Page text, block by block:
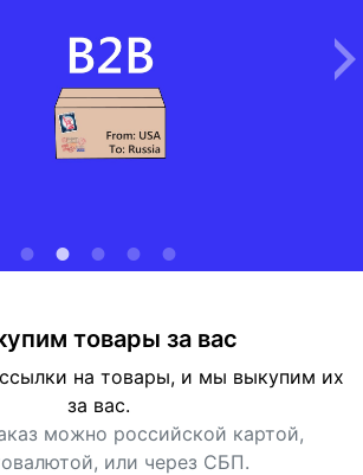
товары за вас
на товары, и мы выкупим их
за вас.
можно российской картой,
или через СБП.